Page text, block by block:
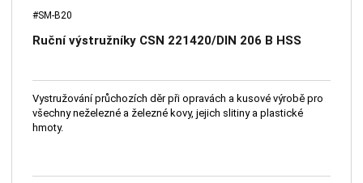
#SM-B20
Ruční výstružníky CSN 221420/DIN 206 B HSS
Vystružování průchozích děr při opravách a kusové výrobě pro
všechny neželezné a železné kovy, jejich slitiny a plastické
hmoty.